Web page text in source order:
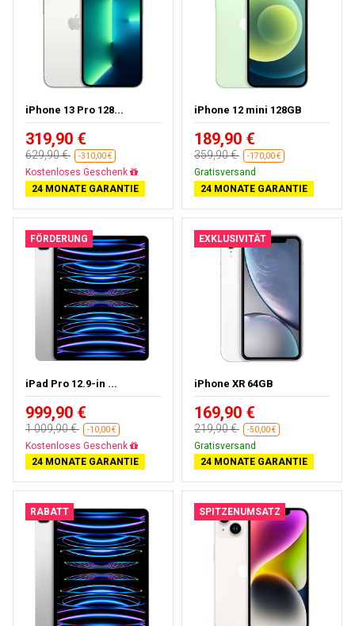
iPhone 13 Pro 128...
319,90 €
629,90 € -310,00 €
Kostenloses Geschenk
24 MONATE GARANTIE
iPhone 12 mini 128GB
189,90 €
359,90 € -170,00 €
Gratisversand
24 MONATE GARANTIE
FÖRDERUNG
iPad Pro 12.9-in ...
999,90 €
1 009,90 € -10,00 €
Kostenloses Geschenk
24 MONATE GARANTIE
EXKLUSIVITÄT
iPhone XR 64GB
169,90 €
219,90 € -50,00 €
Gratisversand
24 MONATE GARANTIE
RABATT SPITZENUMSATZ